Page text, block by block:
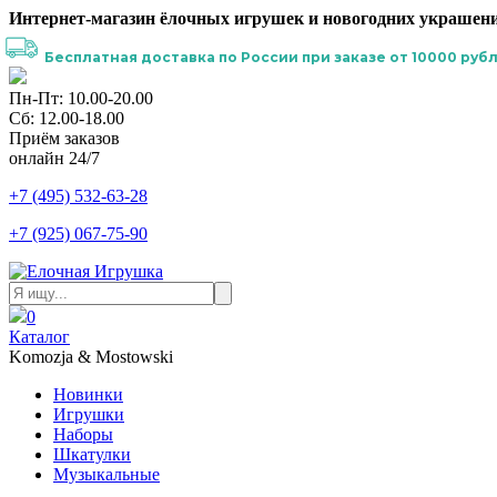
Интернет-магазин ёлочных игрушек и новогодних
Бесплатная доставка по России при заказе от 10000
Пн-Пт: 10.00-20.00
Сб: 12.00-18.00
Приём заказов
онлайн 24/7
+7 (495) 532-63-28
+7 (925) 067-75-90
0
Каталог
Komozja & Mostowski
Новинки
Игрушки
Наборы
Шкатулки
Музыкальные